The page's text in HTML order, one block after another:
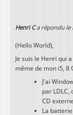
Henri Ca répondu le
(Hello World),
Je suis le Henri qui
même de mon i5, 8
J'ai
par
CD
La